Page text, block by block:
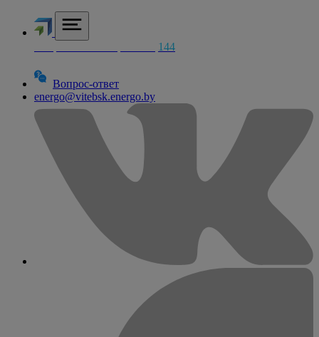
144
Вопрос-ответ
energo@vitebsk.energo.by